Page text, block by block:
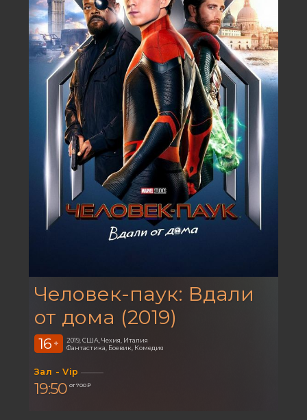
Человек-паук: Вдали
от дома (2019)
16 +
2019, США, Чехия, Италия
Фантастика, Боевик, Комедия
Зал - Vip
19:50 от 700 ₽